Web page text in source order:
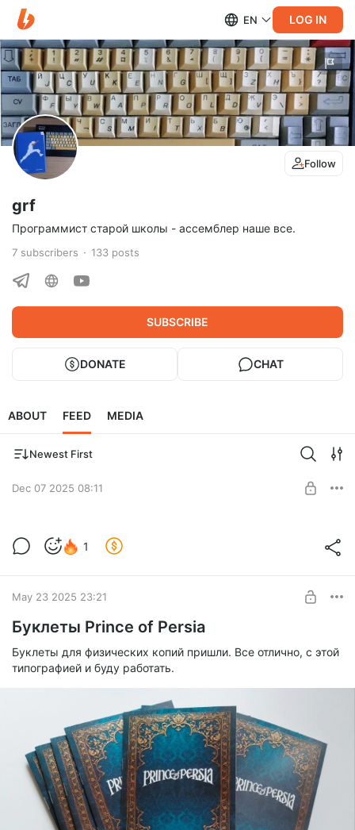
EN LOG IN
Follow
grf
Программист старой школы - ассемблер наше все.
7 subscribers 133 posts
SUBSCRIBE
DONATE CHAT
ABOUT FEED MEDIA
Newest First
Dec 07 2025 08:11
1
May 23 2025 23:21
Буклеты Prince of Persia
Буклеты для физических копий пришли. Все отлично, с этой
типографией и буду работать.